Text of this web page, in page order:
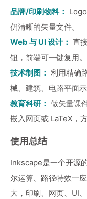
品牌/印刷物料：
仍清晰的矢量文件。
Web 与 UI 设计： 直
钮，前端可一键复用。
技术制图： 利用精确
械、建筑、电路平面示
教育科研： 做矢量课
嵌入网页或 LaTeX，
使用总结
Inkscape是一个开源
尔运算、路径特效一
大，印刷、网页、UI